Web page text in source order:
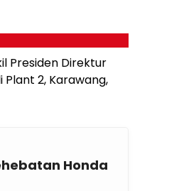
Presiden Direktur
2, Karawang,
Honda